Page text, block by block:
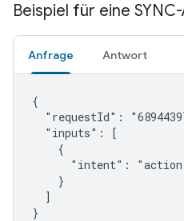
Beispiel für eine
Anfrage Antwort
{
"requestId":
  "inputs": [
    {
"intent":
    }
  ]
}